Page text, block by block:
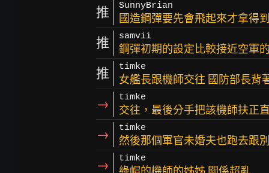
推 SunnyBrian
國造鋼彈要先會飛起來才拿得
推 samvii
鋼彈初期的設定比較接近空軍
推 timke
女艦長跟機師交往 國防部長背
→ timke
交往，最後分手把該機師扶正
→ timke
然後那個軍官未婚夫也跑去跟
→ timke